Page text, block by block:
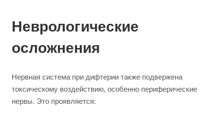
Неврологические
осложнения
Нервная система при дифтерии также подвержена
токсическому воздействию, особенно периферические
нервы. Это проявляется: